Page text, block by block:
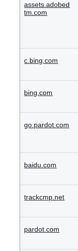
assets.adobed
tm.com
c.bing.com
bing.com
go.pardot.com
baidu.com
trackcmp.net
pardot.com